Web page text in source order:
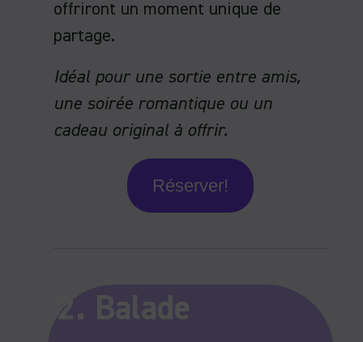
offriront un moment unique de
partage.
Idéal pour une sortie entre amis,
une soirée romantique ou un
cadeau original à offrir.
Réserver!
2. Balade